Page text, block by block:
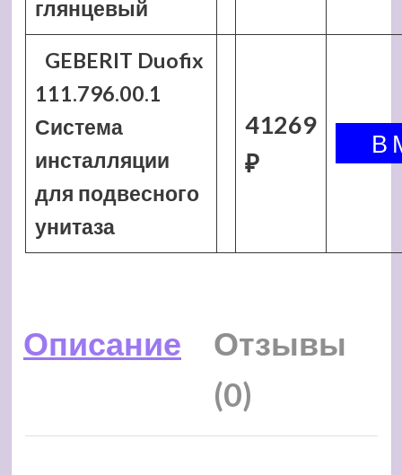
глянцевый
GEBERIT Duofix
111.796.00.1
Система
инсталляции
для подвесного
унитаза
41269
₽
Описание
Отзывы
(0)